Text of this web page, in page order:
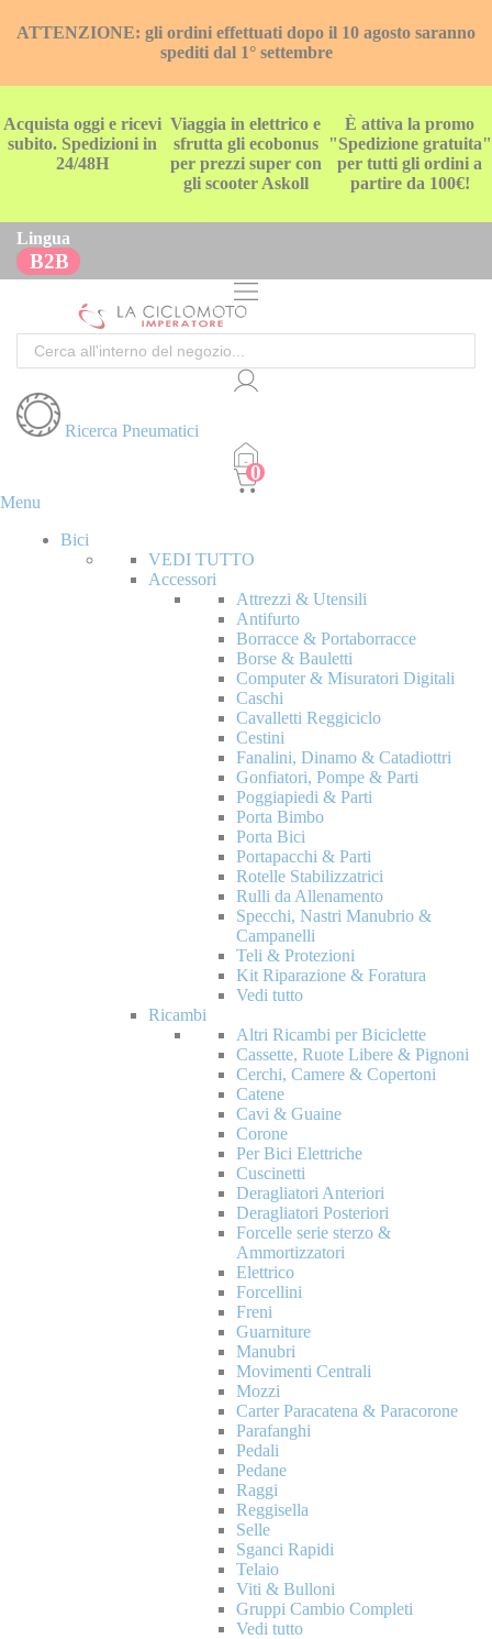
ATTENZIONE: gli ordini effettuati dopo il 10 agosto saranno
spediti dal 1° settembre
Acquista oggi e ricevi
subito. Spedizioni in
24/48H
Viaggia in elettrico e
sfrutta gli ecobonus
per prezzi super con
gli scooter Askoll
È attiva la promo
"Spedizione gratuita"
per tutti gli ordini a
partire da 100€!
Lingua
B2B
Cerca
Ricerca Pneumatici
Menu
Bici
VEDI TUTTO
Accessori
Attrezzi & Utensili
Antifurto
Borracce & Portaborracce
Borse & Bauletti
Computer & Misuratori Digitali
Caschi
Cavalletti Reggiciclo
Cestini
Fanalini, Dinamo & Catadiottri
Gonfiatori, Pompe & Parti
Poggiapiedi & Parti
Porta Bimbo
Porta Bici
Portapacchi & Parti
Rotelle Stabilizzatrici
Rulli da Allenamento
Specchi, Nastri Manubrio &
Campanelli
Teli & Protezioni
Kit Riparazione & Foratura
Vedi tutto
Ricambi
Altri Ricambi per Biciclette
Cassette, Ruote Libere & Pignoni
Cerchi, Camere & Copertoni
Catene
Cavi & Guaine
Corone
Per Bici Elettriche
Cuscinetti
Deragliatori Anteriori
Deragliatori Posteriori
Forcelle serie sterzo &
Ammortizzatori
Elettrico
Forcellini
Freni
Guarniture
Manubri
Movimenti Centrali
Mozzi
Carter Paracatena & Paracorone
Parafanghi
Pedali
Pedane
Raggi
Reggisella
Selle
Sganci Rapidi
Telaio
Viti & Bulloni
Gruppi Cambio Completi
Vedi tutto